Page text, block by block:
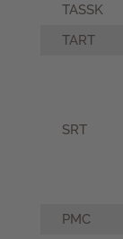
TASSK
TART
SRT
PMC